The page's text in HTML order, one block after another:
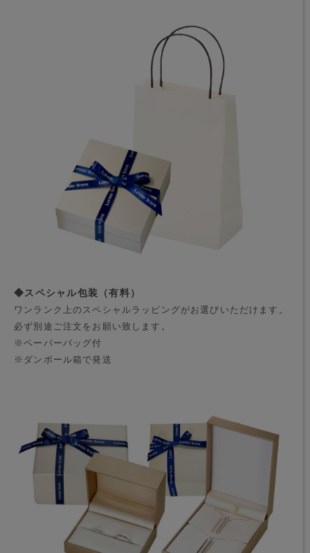
◆スペシャル包装（有料）
ワンランク上のスペシャルラッピングがお選びいただけます。
必ず別途ご注文をお願い致します。
※ペーパーバッグ付
※ダンボール箱で発送